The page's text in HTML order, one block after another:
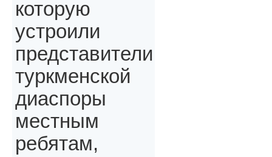
которую
устроили
представители
туркменской
диаспоры
местным
ребятам,